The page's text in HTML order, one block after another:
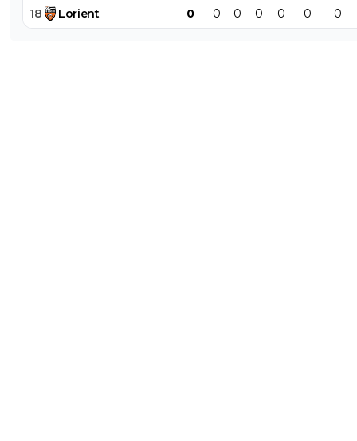
18 Lorient 0 0 0 0 0 0 0